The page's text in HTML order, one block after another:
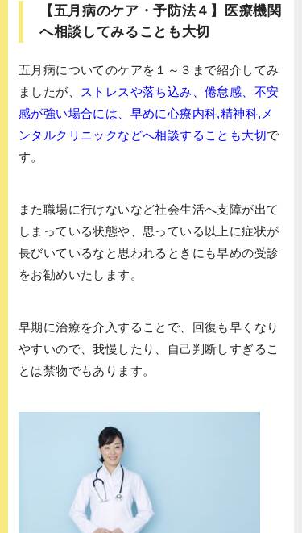
【五月病のケア・予防法４】医療機関
へ相談してみることも大切
五月病についてのケアを１～３まで紹介してみ
ましたが、
ストレスや落ち込み、倦怠感、不安
感が強い場合には、早めに心療内科,精神科,メ
ンタルクリニックなどへ相談することも大切で
す。
また職場に行けないなど社会生活へ支障が出て
しまっている状態や、思っている以上に症状が
長びいているなと思われるときにも早めの受診
をお勧めいたします。
早期に治療を介入することで、回復も早くなり
やすいので、我慢したり、自己判断しすぎるこ
とは禁物でもあります。